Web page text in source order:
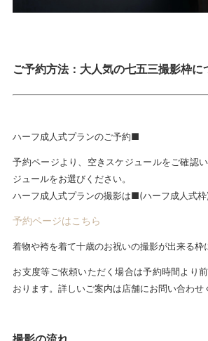
ご予約方法：大人気の七五三撮影枠に
ハーフ成人式プランのご予約■
予約ページより、空きスケジュールをご確認
ジュールをお選びください。
ハーフ成人式プランの撮影は■(ハーフ成人式枠
予約ページはこちら
着物や袴を着て十歳のお祝いの撮影が出来る枠
お支度等ご依頼いただく場合は予約時間より
おります。詳しいご案内は店舗にお問い合わせ